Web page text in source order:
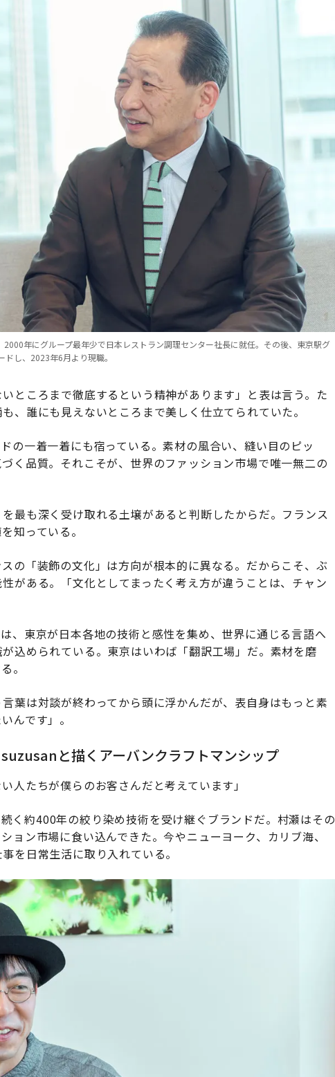
年にグループ最年少で日本レストラン調理センター社長に就任。その後、東京駅グ
し、2023年6月より現職。
ところまで徹底するという精神があります」と表は言う。た
、誰にも見えないところまで美しく仕立てられていた。
の一着一着にも宿っている。素材の風合い、縫い目のピッ
く品質。それこそが、世界のファッション市場で唯一無二の
最も深く受け取れる土壌があると判断したからだ。フランス
知っている。
の「装飾の文化」は方向が根本的に異なる。だからこそ、ぶ
がある。「文化としてまったく考え方が違うことは、チャン
、東京が日本各地の技術と感性を集め、世界に通じる言語へ
込められている。東京はいわば「翻訳工場」だ。素材を磨
。
葉は対談が終わってから頭に浮かんだが、表自身はもっと素
んです」。
と描くアーバンクラフトマンシップ
人たちが僕らのお客さんだと考えています」
く約400年の絞り染め技術を受け継ぐブランドだ。村瀬はその
ョン市場に食い込んできた。今やニューヨーク、カリブ海、
を日常生活に取り入れている。